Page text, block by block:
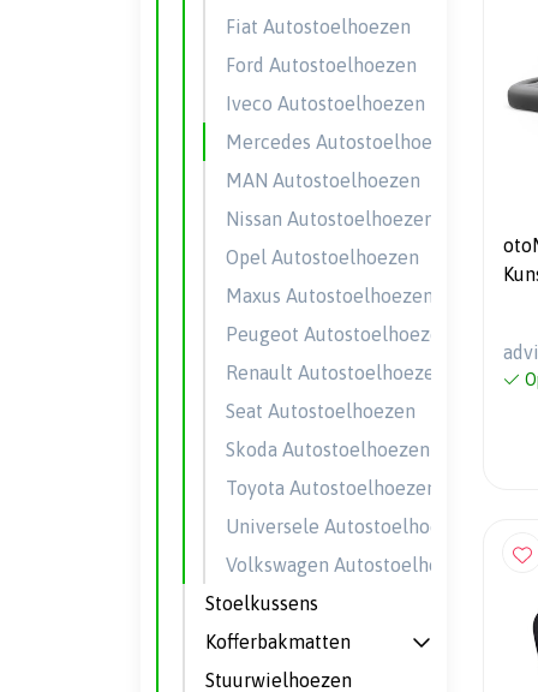
Fiat Autostoelhoezen
Ford Autostoelhoezen
Iveco Autostoelhoezen
Mercedes Autostoelhoezen
MAN Autostoelhoezen
Nissan Autostoelhoezen
Opel Autostoelhoezen
Maxus Autostoelhoezen
Peugeot Autostoelhoezen
Renault Autostoelhoezen
Seat Autostoelhoezen
Skoda Autostoelhoezen
Toyota Autostoelhoezen
Universele Autostoelhoezen
Volkswagen Autostoelhoezen
Stoelkussens
Kofferbakmatten
Stuurwielhoezen